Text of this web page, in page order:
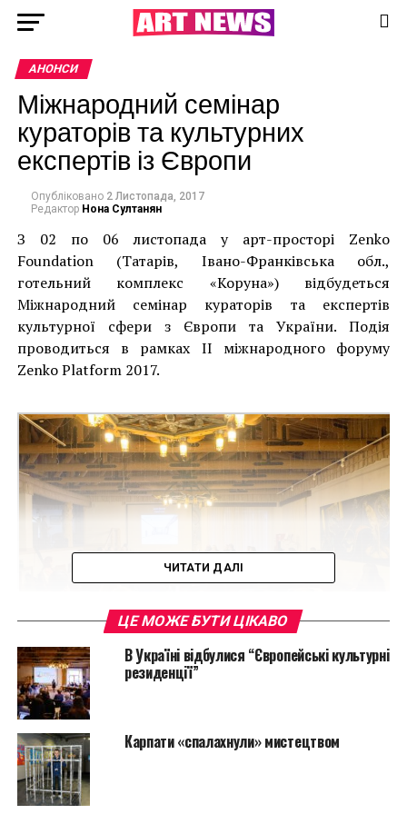
АНОНСИ
Міжнародний семінар
кураторів та культурних
експертів із Європи
Опубліковано 2 Листопада, 2017
Редактор Нона Султанян
З 02 по 06 листопада у арт-просторі Zenko
Foundation (Татарів, Івано-Франківська обл.,
готельний комплекс «Коруна») відбудеться
Міжнародний семінар кураторів та експертів
культурної сфери з Європи та України. Подія
проводиться в рамках ІІ міжнародного форуму
Zenko Platform 2017.
31 експерт із Австрії, Угорщини, Німеччини, Польщі,
Франції, Великобританії, Іспанії, Португалії, Італії,
Нідерландів, Бельгії та України зберуться для
обговорення спільного проекту – започаткування
європейської культурної резиденції в Україні.
Організатори події – Zenko Foundation та Dofa fund.
ЧИТАТИ ДАЛІ
ЦЕ МОЖЕ БУТИ ЦІКАВО
В Україні відбулися “Європейські культурні
резиденції”
Карпати «спалахнули» мистецтвом